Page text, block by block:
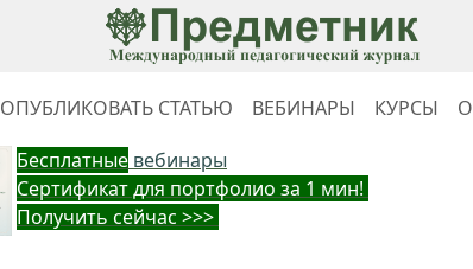
ОПУБЛИКОВАТЬ СТАТЬЮ ВЕБИНАРЫ КУРСЫ
Бесплатные вебинары
Cертификат для портфолио за 1 мин!
Получить сейчас >>>